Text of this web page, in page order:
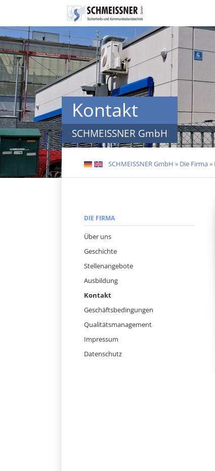
Navigation
überspringen
Kontakt
SCHMEISSNER GmbH
DE EN SCHMEISSNER GmbH » Die Firma»
Navigation
DIE FIRMA
Über uns
Geschichte
Stellenangebote
Ausbildung
Kontakt
Geschäftsbedingungen
Qualitätsmanagement
Impressum
Datenschutz